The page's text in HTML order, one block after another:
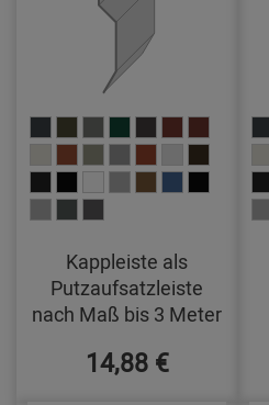
Kappleiste als
Putzaufsatzleiste
nach Maß bis 3 Meter
14,88 €